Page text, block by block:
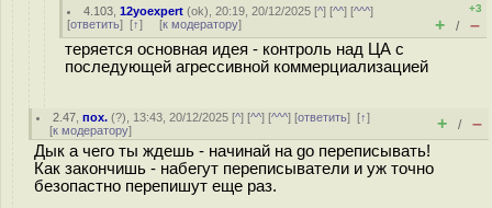
4.103 ,12yoexpert (ok), 20:19, 20/12/2025 [^] [^^] [^^^]
[ответить] [↑] [к модератору]
+3
+ / –
теряется основная идея - контроль над ЦА с
последующей агрессивной коммерциализацией
2.47 ,пох. (?), 13:43, 20/12/2025 [^] [^^] [^^^] [ответить][↑]
[к модератору] + / –
Дык а чего ты ждешь - начинай на go переписывать!
Как закончишь - набегут переписыватели и уж точно
безопастно перепишут еще раз.